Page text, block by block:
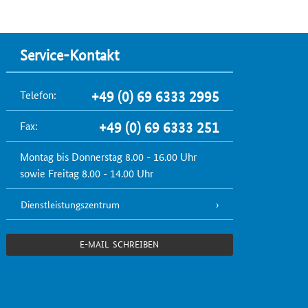
Service-Kontakt
Telefon: +49 (0) 69 6333 2995
Fax: +49 (0) 69 6333 251
Montag bis Donnerstag 8.00 - 16.00 Uhr
sowie Freitag 8.00 - 14.00 Uhr
Dienstleistungszentrum
E-MAIL SCHREIBEN